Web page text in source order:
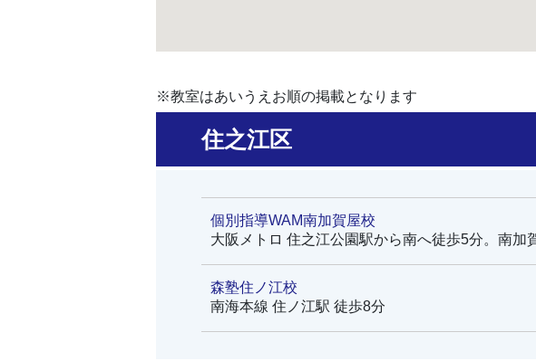
※教室はあいうえお順の掲載となります
住之江区
個別指導WAM南加賀屋校
大阪メトロ 住之江公園駅から南へ徒歩5分。南加
森塾住ノ江校
南海本線 住ノ江駅 徒歩8分